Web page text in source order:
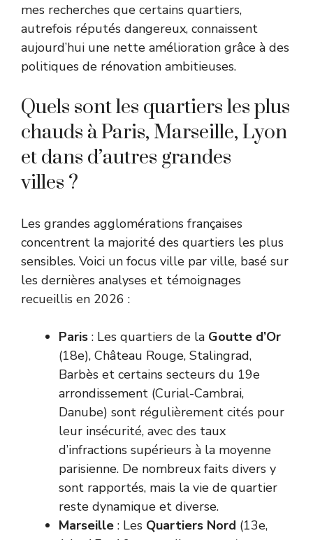
mes recherches que certains quartiers,
autrefois réputés dangereux, connaissent
aujourd’hui une nette amélioration grâce à des
politiques de rénovation ambitieuses.
Quels sont les quartiers les plus
chauds à Paris, Marseille, Lyon
et dans d’autres grandes
villes ?
Les grandes agglomérations françaises
concentrent la majorité des quartiers les plus
sensibles. Voici un focus ville par ville, basé sur
les dernières analyses et témoignages
recueillis en 2026 :
Paris : Les quartiers de la Goutte d’Or
(18e), Château Rouge, Stalingrad,
Barbès et certains secteurs du 19e
arrondissement (Curial-Cambrai,
Danube) sont régulièrement cités pour
leur insécurité, avec des taux
d’infractions supérieurs à la moyenne
parisienne. De nombreux faits divers y
sont rapportés, mais la vie de quartier
reste dynamique et diverse.
Marseille : Les Quartiers Nord (13e,